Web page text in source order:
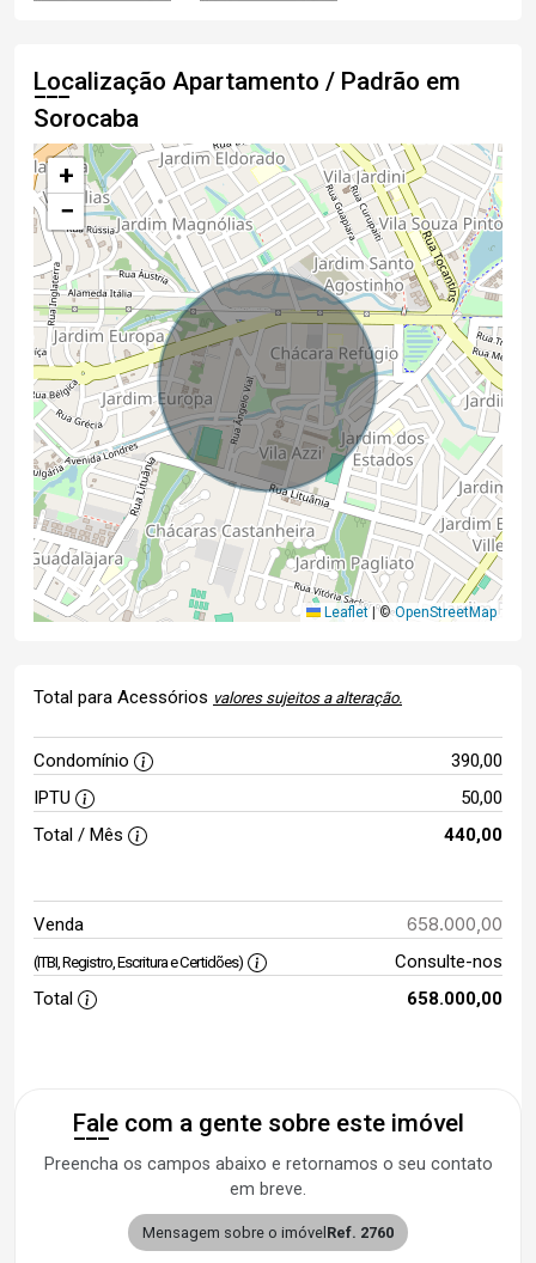
Localização Apartamento / Padrão em
Sorocaba
+
−
Leaflet ©OpenStreetMap
Total para Acessórios valores sujeitos a alteração.
Condomínio
390,00
IPTU
50,00
Total / Mês
440,00
Venda 658.000,00
(ITBI, Registro, Escritura e Certidões)
Consulte-nos
Total
658.000,00
Fale com a gente sobre este imóvel
Preencha os campos abaixo e retornamos o seu contato
em breve.
Mensagem sobre o imóvel Ref. 2760